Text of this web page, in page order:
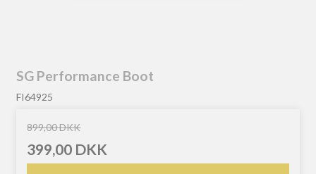
SG Performance Boot
FI64925
899,00 DKK
399,00 DKK